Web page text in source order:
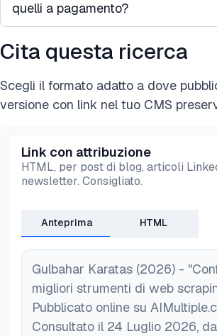
meglio con HTML statico.
Scraper (estensione Chrome) ti
visive point-and-click.
quelli a pagamento?
Dovresti considerare
bisogno di:
* Attività di scraping su larga scala.
* Lavorare con siti web pesanti in
proxy o risoluzione di CAPTCHA.
* Garantire alti tassi di successo
Cita questa ricerca
Scegli il formato adatto a dove
versione con link nel tuo CMS
Link con attribuzione
HTML, per post di blog, articoli
newsletter. Consigliato.
Anteprima HTML
Gulbahar Karatas (2026) -
migliori strumenti di web
Pubblicato online su
Consultato il 24 Luglio 2026,